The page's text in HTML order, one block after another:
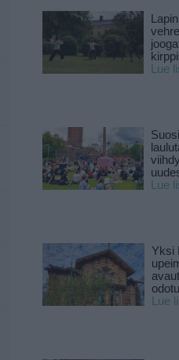
Lue
Lue
Yksi
Lue